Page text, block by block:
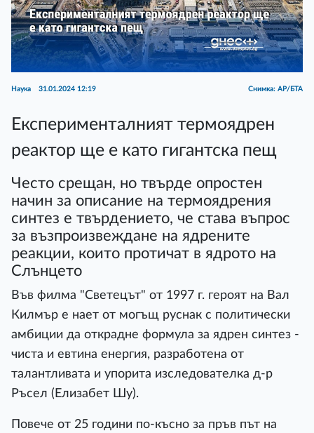
Наука 31.01.2024 12:19 Снимка: АР/БТА
Експерименталният термоядрен
реактор ще е като гигантска пещ
Често срещан, но твърде опростен
начин за описание на термоядрения
синтез е твърдението, че става въпрос
за възпроизвеждане на ядрените
реакции, които протичат в ядрото на
Слънцето
Във филма "Светецът" от 1997 г. героят на Вал
Килмър е нает от могъщ руснак с политически
амбиции да открадне формула за ядрен синтез -
чиста и евтина енергия, разработена от
талантливата и упорита изследователка д-р
Ръсел (Елизабет Шу).
Повече от 25 години по-късно за пръв път на